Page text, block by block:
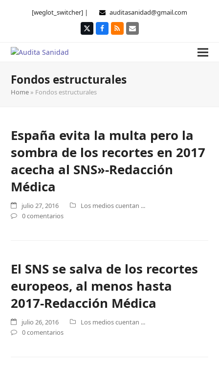
[weglot_switcher] | auditasanidad@gmail.com
TwitterFacebook
RSS Correo
Fondos estructurales
Home » Fondos estructurales
España evita la multa pero la
sombra de los recortes en 2017
acecha al SNS»-Redacción
Médica
julio 27, 2016
Los medios cuentan ...
0 comentarios
El SNS se salva de los recortes
europeos, al menos hasta
2017-Redacción Médica
julio 26, 2016
Los medios cuentan ...
0 comentarios